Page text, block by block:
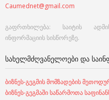
Caumednet@gmail.com
გაფრთხილება: საიტის
ინფორმაციის სისწორეზე.
ᲡᲐᲮᲔᲚᲛᲫᲦᲕᲐᲜᲔᲚᲝᲔᲑᲘ ᲓᲐ
ბიზნეს-გეგმის მომზადების
ბიზნეს-გეგმაში საწარმოთა